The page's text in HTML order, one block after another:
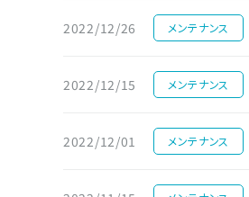
2022/12/26 メンテナンス
2022/12/15 メンテナンス
2022/12/01 メンテナンス